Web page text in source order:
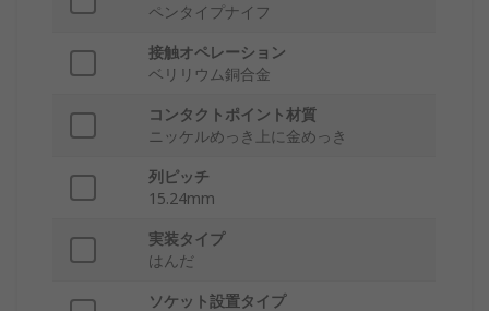
ペンタイプナイフ
接触オペレーション
ベリリウム銅合金
コンタクトポイント材質
ニッケルめっき上に金めっき
列ピッチ
15.24mm
実装タイプ
はんだ
ソケット設置タイプ